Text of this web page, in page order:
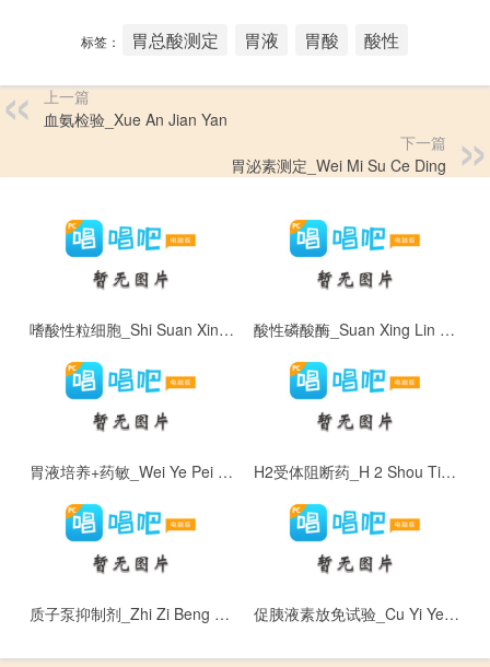
标签： 胃总酸测定 胃液 胃酸 酸性
上一篇
血氨检验_Xue An Jian Yan
下一篇
胃泌素测定_Wei Mi Su Ce Ding
嗜酸性粒细胞_Shi Suan Xing Li Xi Bao 酸性磷酸酶_Suan Xing Lin Suan Mei
胃液培养+药敏_Wei Ye Pei Yang + Yao Min H2受体阻断药_H 2 Shou Ti Zu Duan Yao
质子泵抑制剂_Zhi Zi Beng Yi Zhi Ji 促胰液素放免试验_Cu Yi Ye Su Fang Mian Shi Yan